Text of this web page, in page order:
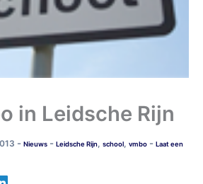
in Leidsche Rijn
- Nieuws - Leidsche Rijn, school, vmbo - Laat een